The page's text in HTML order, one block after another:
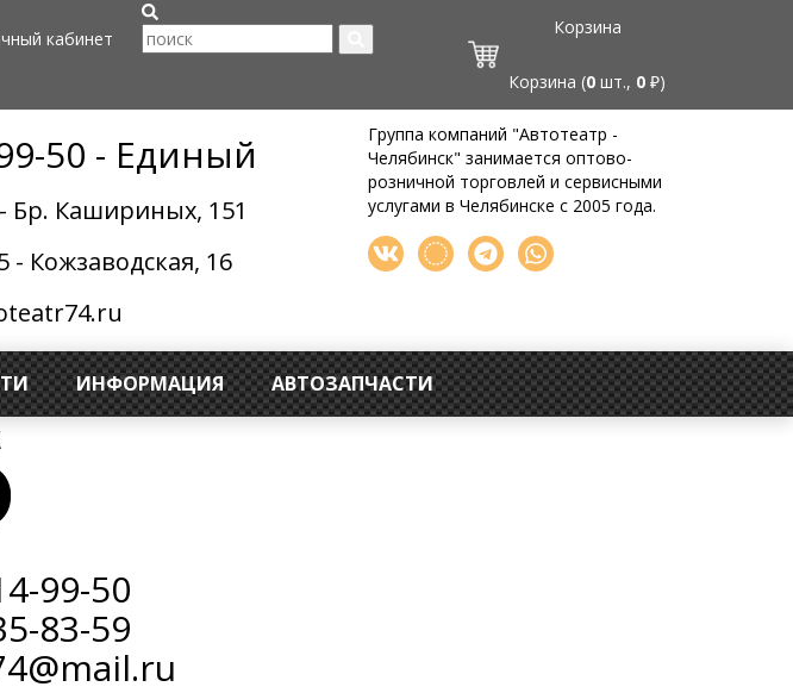
кабинет
Корзина
Корзина (0 шт., 0 ₽)
50 - Единый
Бр. Кашириных, 151
- Кожзаводская, 16
Группа компаний "Автотеатр -
Челябинск" занимается оптово-
розничной торговлей и сервисными
услугами в Челябинске с 2005 года.
ИНФОРМАЦИЯ АВТОЗАПЧАСТИ
99-50
83-59